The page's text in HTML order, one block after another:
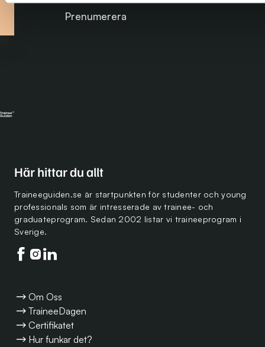
Prenumerera på nyhetsbrevet
Här hittar du allt
Traineeguiden.se är startpunkten för studenter och young
professionals som är intresserade av trainee- och
graduateprogram. Sedan 2002 listar vi traineeprogram i
Sverige.
Följ oss på facebook
Följ oss på instagram
Följ oss på linkedin
Om Oss
TraineeDagen
Certifikatet
Hur funkar det?